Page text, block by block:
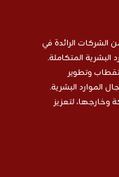
الشركات الرائدة في
البشرية المتكاملة.
وتطوير
الموارد البشرية.
لتعزيز